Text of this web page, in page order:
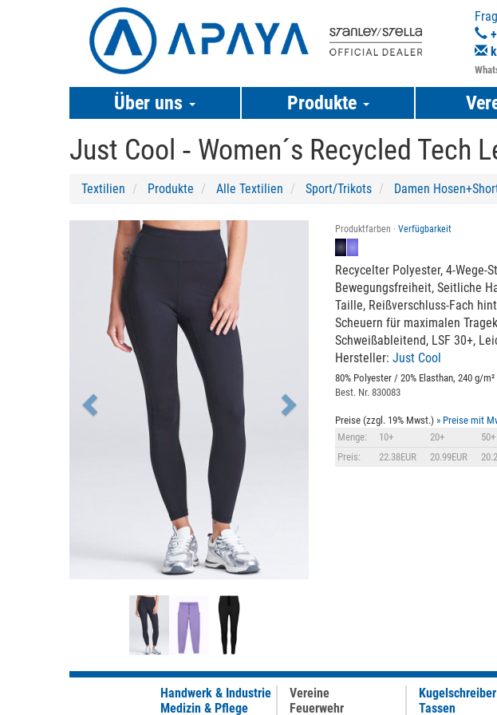
Über uns Produkte
Just Cool ‐ Women´s Recycled Tech
Textilien Produkte Alle Textilien Sport/Trikots Damen
Previous Produktfarben ·Verfügbarkeit
Recycelter Polyester, 4-Wege-
Bewegungsfreiheit, Seitliche
Taille, Reißverschluss-Fach
Scheuern für maximalen
Schweißableitend, LSF 30+,
Hersteller:Just Cool
80% Polyester / 20% Elasthan, 240 g/m²
Best. Nr. 830083
Preise (zzgl. 19% Mwst.)» Preise mit
Menge:
10+ 20+ 50+
Preis:
22.38EUR 20.99EUR
Handwerk & Industrie
Medizin & Pflege
Vereine
Feuerwehr
Kugelschreiber
Tassen